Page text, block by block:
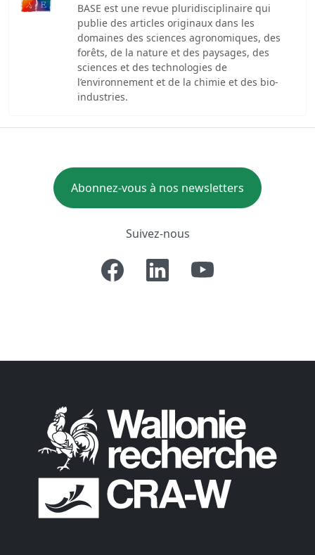
BASE est une revue pluridisciplinaire qui
publie des articles originaux dans les
domaines des sciences agronomiques, des
forêts, de la nature et des paysages, des
sciences et des technologies de
l’environnement et de la chimie et des bio-
industries.
Abonnez-vous à nos newsletters
Suivez-nous